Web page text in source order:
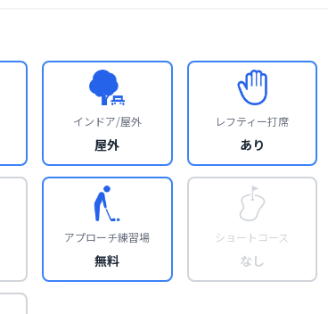
インドア/屋外
屋外
レフティー打席
あり
アプローチ練習場
無料
ショートコース
なし